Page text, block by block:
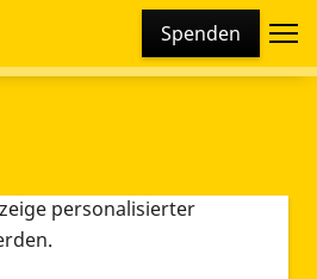
Spenden
verschiedene Cookies und
beinhaltet Cookies und
personalisierter